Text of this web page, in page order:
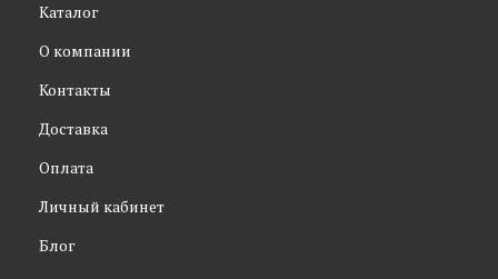
Каталог
О компании
Контакты
Доставка
Оплата
Личный кабинет
Блог